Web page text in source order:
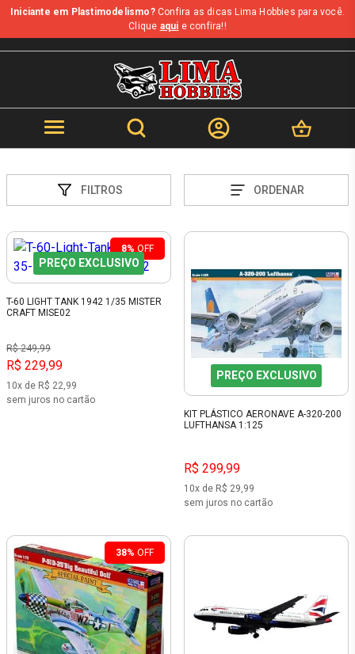
Iniciante em Plastimodelismo?Confira as dicas Lima Hobbies para você.
Clique aqui e confira!!
FILTROS ORDENAR
8% OFF
PREÇO EXCLUSIVO
T-60 LIGHT TANK 1942 1/35 MISTER
CRAFT MISE02
R$ 249,99
R$ 229,99
10x de R$ 22,99
sem juros no cartão
PREÇO EXCLUSIVO
KIT PLÁSTICO AERONAVE A-320-200
LUFTHANSA 1:125
R$ 299,99
10x de R$ 29,99
sem juros no cartão
38% OFF